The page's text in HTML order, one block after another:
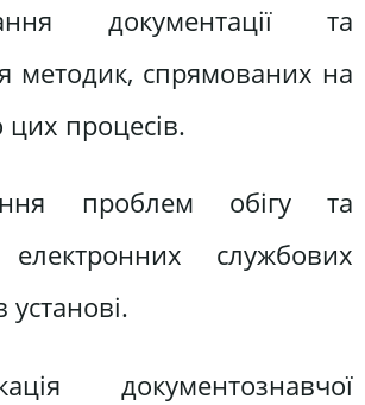
документації та
методик, спрямованих на
цих процесів.
проблем обігу та
електронних службових
установі.
документознавчої